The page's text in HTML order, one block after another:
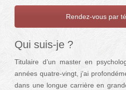
Qui suis-je ?
Titulaire d’un master en
années quatre-vingt, j’ai
dans une longue carrière en
Rendez-vous par